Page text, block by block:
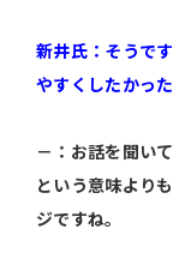
新井氏：そうで
やすくしたかった
－：お話を聞い
という意味より
ジですね。